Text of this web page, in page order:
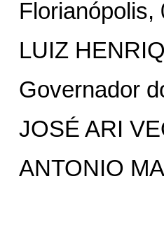
Florianópolis,
LUIZ
Governador
JOSÉ ARI
ANTONIO